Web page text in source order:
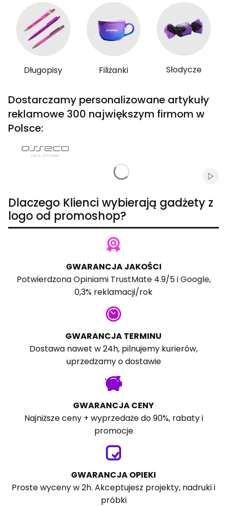
Długopisy Filiżanki Słodycze
Dostarczamy personalizowane artykuły
reklamowe 300 największym firmom w
Polsce:
Dlaczego Klienci wybierają gadżety z
logo od promoshop?
GWARANCJA JAKOŚCI
PotwierdzonaOpiniami TrustMate4.9/5 iGoogle,
0,3% reklamacji/rok
GWARANCJA TERMINU
Dostawa nawet w 24h, pilnujemy kurierów,
uprzedzamy o dostawie
GWARANCJA CENY
Najniższe ceny + wyprzedaże do 90%, rabaty i
promocje
GWARANCJA OPIEKI
Proste wyceny w 2h. Akceptujesz projekty, nadruki i
próbki